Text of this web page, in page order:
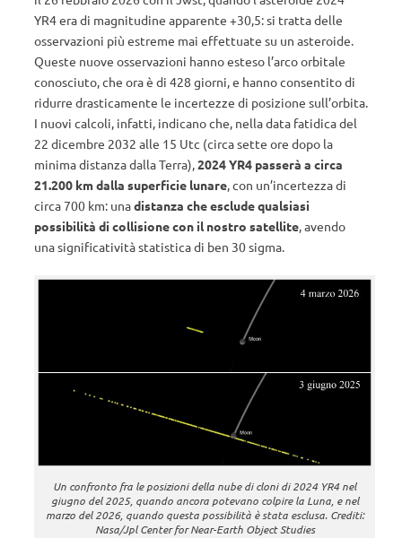
YR4 era di magnitudine apparente +30,5: si tratta delle
osservazioni più estreme mai effettuate su un asteroide.
Queste nuove osservazioni hanno esteso l’arco orbitale
conosciuto, che ora è di 428 giorni, e hanno consentito di
ridurre drasticamente le incertezze di posizione sull’orbita.
I nuovi calcoli, infatti, indicano che, nella data fatidica del
22 dicembre 2032 alle 15 Utc (circa sette ore dopo la
minima distanza dalla Terra),2024 YR4 passerà a circa
21.200 km dalla superficie lunare, con un’incertezza di
circa 700 km: unadistanza che esclude qualsiasi
possibilità di collisione con il nostro satellite, avendo
una significatività statistica di ben 30 sigma.
Un confronto fra le posizioni della nube di cloni di 2024 YR4 nel
giugno del 2025, quando ancora potevano colpire la Luna, e nel
marzo del 2026, quando questa possibilità è stata esclusa. Crediti:
Nasa/Jpl Center for Near-Earth Object Studies